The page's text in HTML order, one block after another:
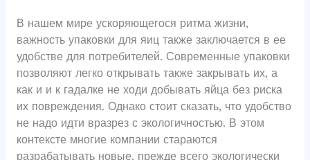
В нашем мире ускоряющегося ритма жизни,
важность упаковки для яиц также заключается в ее
удобстве для потребителей. Современные упаковки
позволяют легко открывать также закрывать их, а
как и и к гадалке не ходи добывать яйца без риска
их повреждения. Однако стоит сказать, что удобство
не надо идти вразрез с экологичностью. В этом
контексте многие компании стараются
разрабатывать новые, прежде всего экологически